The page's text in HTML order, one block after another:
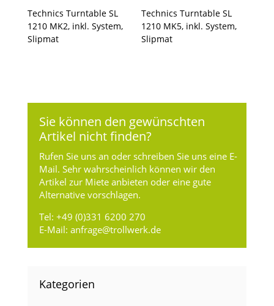
Technics Turntable SL
1210 MK2, inkl. System,
Slipmat
Technics Turntable SL
1210 MK5, inkl. System,
Slipmat
Sie können den gewünschten
Artikel nicht finden?
Rufen Sie uns an oder schreiben Sie uns eine E-
Mail. Sehr wahrscheinlich können wir den
Artikel zur Miete anbieten oder eine gute
Alternative vorschlagen.
Tel: +49 (0)331 6200 270
E-Mail: anfrage@trollwerk.de
Kategorien